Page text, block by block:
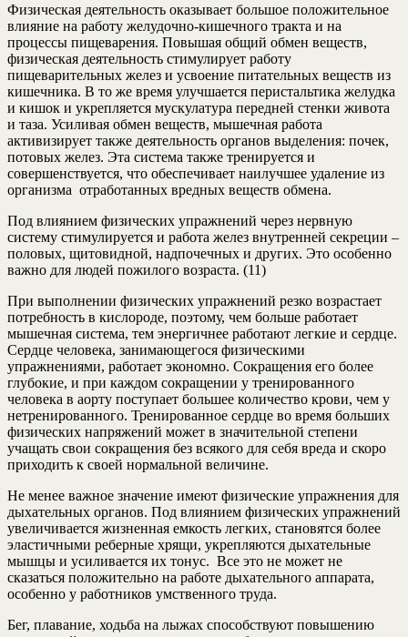
Физическая деятельность оказывает большое положительное
влияние на работу желудочно-кишечного тракта и на
процессы пищеварения. Повышая общий обмен веществ,
физическая деятельность стимулирует работу
пищеварительных желез и усвоение питательных веществ из
кишечника. В то же время улучшается перистальтика желудка
и кишок и укрепляется мускулатура передней стенки живота
и таза. Усиливая обмен веществ, мышечная работа
активизирует также деятельность органов выделения: почек,
потовых желез. Эта система также тренируется и
совершенствуется, что обеспечивает наилучшее удаление из
организма отработанных вредных веществ обмена.
Под влиянием физических упражнений через нервную
систему стимулируется и работа желез внутренней секреции –
половых, щитовидной, надпочечных и других. Это особенно
важно для людей пожилого возраста. (11)
При выполнении физических упражнений резко возрастает
потребность в кислороде, поэтому, чем больше работает
мышечная система, тем энергичнее работают легкие и сердце.
Сердце человека, занимающегося физическими
упражнениями, работает экономно. Сокращения его более
глубокие, и при каждом сокращении у тренированного
человека в аорту поступает большее количество крови, чем у
нетренированного. Тренированное сердце во время больших
физических напряжений может в значительной степени
учащать свои сокращения без всякого для себя вреда и скоро
приходить к своей нормальной величине.
Не менее важное значение имеют физические упражнения для
дыхательных органов. Под влиянием физических упражнений
увеличивается жизненная емкость легких, становятся более
эластичными реберные хрящи, укрепляются дыхательные
мышцы и усиливается их тонус. Все это не может не
сказаться положительно на работе дыхательного аппарата,
особенно у работников умственного труда.
Бег, плавание, ходьба на лыжах способствуют повышению